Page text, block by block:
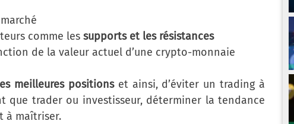
comme les supports et les résistances
de la valeur actuel d’une crypto-monnaie
meilleures positionset ainsi, d’éviter un trading à
que trader ou investisseur, déterminer la tendance
à maîtriser.